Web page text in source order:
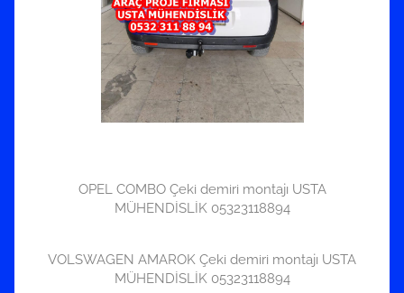
OPEL COMBO Çeki demiri montajı USTA
MÜHENDİSLİK 05323118894
VOLSWAGEN AMAROK Çeki demiri montajı USTA
MÜHENDİSLİK 05323118894